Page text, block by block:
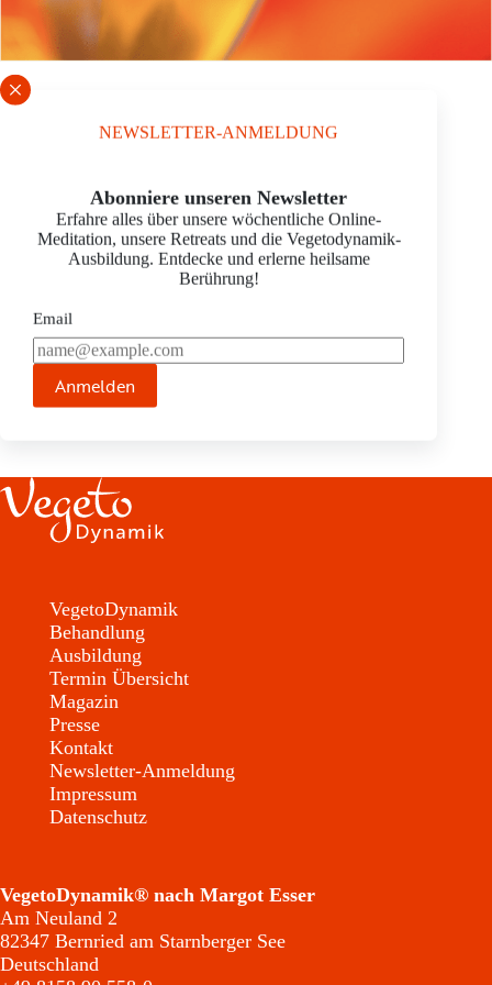
Schrift vergrößern
NEWSLETTER-ANMELDUNG
Abonniere unseren Newsletter
Erfahre alles über unsere wöchentliche Online-
Meditation, unsere Retreats und die Vegetodynamik-
Ausbildung. Entdecke und erlerne heilsame
Berührung!
Email
Anmelden
MÜHLENHERZ /
MANUELA HEINE
practitioner
Oberpreth 1a
53940 Hellenthal
E-Mail:post@muehlen-herz.de
0176/57670074
JETZT TERMIN ANFRAGEN ›
VegetoDynamik
Behandlung
Ausbildung
Termin Übersicht
Magazin
Presse
Kontakt
Newsletter-Anmeldung
Impressum
Datenschutz
VegetoDynamik® nach Margot Esser
Am Neuland 2
82347 Bernried am Starnberger See
Deutschland